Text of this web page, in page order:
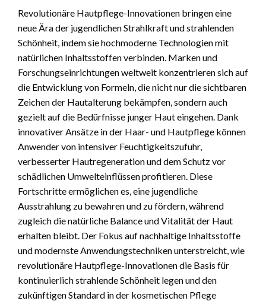
Revolutionäre Hautpflege-Innovationen bringen eine
neue Ära der jugendlichen Strahlkraft und strahlenden
Schönheit, indem sie hochmoderne Technologien mit
natürlichen Inhaltsstoffen verbinden. Marken und
Forschungseinrichtungen weltweit konzentrieren sich auf
die Entwicklung von Formeln, die nicht nur die sichtbaren
Zeichen der Hautalterung bekämpfen, sondern auch
gezielt auf die Bedürfnisse junger Haut eingehen. Dank
innovativer Ansätze in der Haar- und Hautpflege können
Anwender von intensiver Feuchtigkeitszufuhr,
verbesserter Hautregeneration und dem Schutz vor
schädlichen Umwelteinflüssen profitieren. Diese
Fortschritte ermöglichen es, eine jugendliche
Ausstrahlung zu bewahren und zu fördern, während
zugleich die natürliche Balance und Vitalität der Haut
erhalten bleibt. Der Fokus auf nachhaltige Inhaltsstoffe
und modernste Anwendungstechniken unterstreicht, wie
revolutionäre Hautpflege-Innovationen die Basis für
kontinuierlich strahlende Schönheit legen und den
zukünftigen Standard in der kosmetischen Pflege